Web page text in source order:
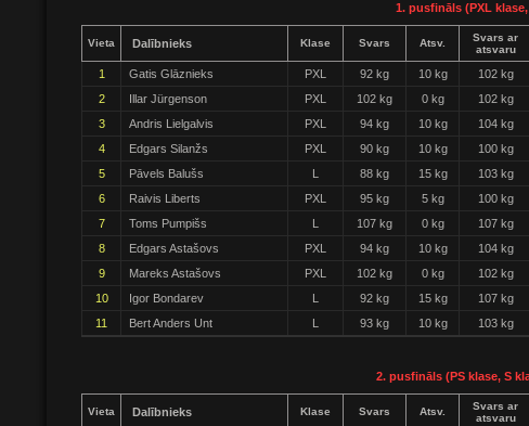
1. pusfināls (PXL
Vieta Dalībnieks Klase Svars Atsv.
Svars ar
atsvaru
1 Gatis Glāznieks PXL 92 kg 10 kg 102 kg
2
Illar Jürgenson PXL 102 kg 0 kg 102 kg
3
Andris Lielgalvis PXL 94 kg 10 kg 104 kg
4
Edgars Silanžs PXL 90 kg 10 kg 100 kg
5
Pāvels Balušs 88 kg 15 kg 103 kg
6
Raivis Liberts PXL 95 kg 5 kg 100 kg
7
Toms Pumpišs 107 kg 0 kg 107 kg
8
Edgars Astašovs PXL 94 kg 10 kg 104 kg
9
Mareks Astašovs PXL 102 kg 0 kg 102 kg
10
Igor Bondarev 92 kg 15 kg 107 kg
11
Bert Anders Unt 93 kg 10 kg 103 kg
2. pusfināls (PS klase, S
Vieta Dalībnieks Klase Svars Atsv.
Svars ar
atsvaru